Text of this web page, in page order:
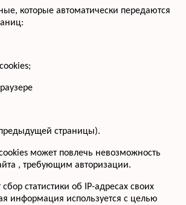
которые автоматически передаются
страницы).
может повлечь невозможность
, требующим авторизации.
статистики об IP-адресах своих
информация используется с целью